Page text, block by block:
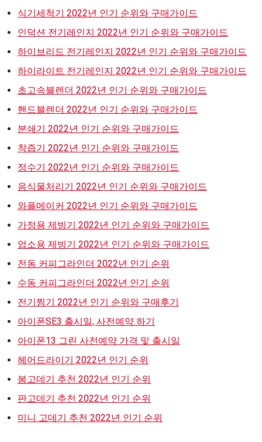
식기세척기 2022년 인기 순위와 구매가이드
인덕션 전기레인지 2022년 인기 순위와 구매가이드
하이브리드 전기레인지 2022년 인기 순위와 구매가이드
하이라이트 전기레인지 2022년 인기 순위와 구매가이드
초고속블렌더 2022년 인기 순위와 구매가이드
핸드블렌더 2022년 인기 순위와 구매가이드
분쇄기 2022년 인기 순위와 구매가이드
착즙기 2022년 인기 순위와 구매가이드
정수기 2022년 인기 순위와 구매가이드
음식물처리기 2022년 인기 순위와 구매가이드
와플메이커 2022년 인기 순위와 구매가이드
가정용 제빙기 2022년 인기 순위와 구매가이드
업소용 제빙기 2022년 인기 순위와 구매가이드
전동 커피그라인더 2022년 인기 순위
수동 커피그라인더 2022년 인기 순위
전기찜기 2022년 인기 순위와 구매후기
아이폰SE3 출시일, 사전예약 하기
아이폰13 그린 사전예약 가격 및 출시일
헤어드라이기 2022년 인기 순위
봉고데기 추천 2022년 인기 순위
판고데기 추천 2022년 인기 순위
미니 고데기 추천 2022년 인기 순위